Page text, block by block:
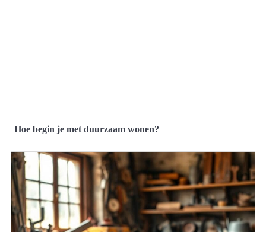
Hoe begin je met duurzaam wonen?